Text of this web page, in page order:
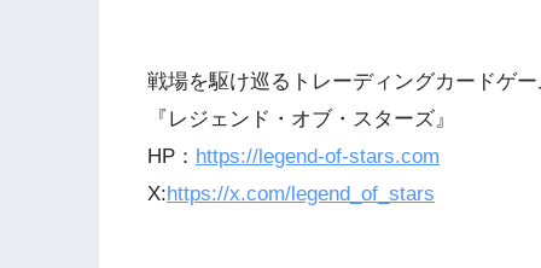
戦場を駆け巡るトレーディングカードゲー
『レジェンド・オブ・スターズ』
HP： https://legend-of-stars.com
X:https://x.com/legend_of_stars